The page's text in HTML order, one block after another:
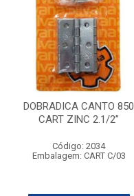
DOBRADICA CANTO 850
CART ZINC 2.1/2”
Código: 2034
Embalagem: CART C/03